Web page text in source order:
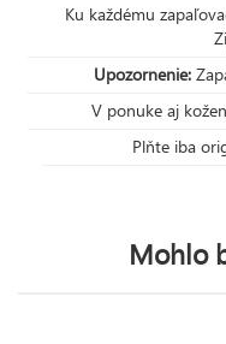
Ku každému
Upozornenie:
V ponuke aj
Plňte iba
Mohlo